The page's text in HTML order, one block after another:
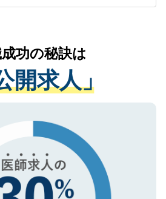
個人データはご本人の許可
の取り扱いについての厳密な
たした事業者のみに付与され
シーマークを取得済みです。
に関してもご安心ください。
現在の医療機関の状況や紹介
ながら、適切なアドバイスを
きます。すぐにご転職をされ
長期的なサポートが可能です
登録ください。
功の秘訣は
開求人」